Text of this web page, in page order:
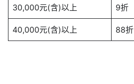
30,000元(含)以上 9折
40,000元(含)以上 88折